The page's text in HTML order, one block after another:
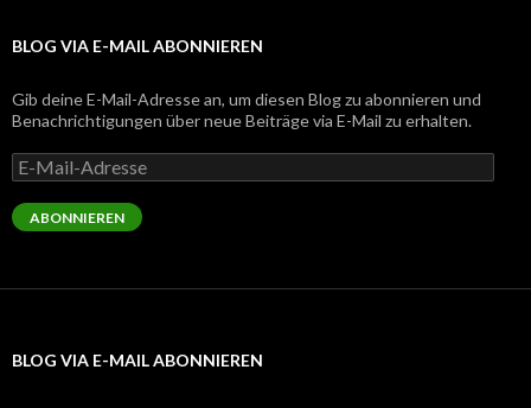
BLOG VIA E-MAIL ABONNIEREN
Gib deine E-Mail-Adresse an, um diesen Blog zu abonnieren und
Benachrichtigungen über neue Beiträge via E-Mail zu erhalten.
E-
Mail-
Adresse
ABONNIEREN
BLOG VIA E-MAIL ABONNIEREN